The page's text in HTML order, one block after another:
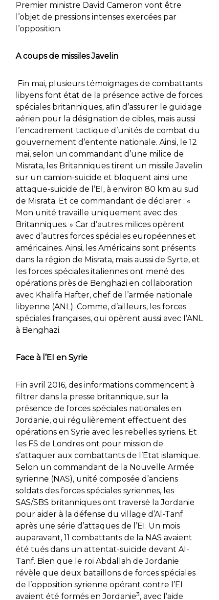
Premier ministre David Cameron vont être
l’objet de pressions intenses exercées par
l’opposition.
A coups de missiles Javelin
Fin mai, plusieurs témoignages de combattants
libyens font état de la présence active de forces
spéciales britanniques, afin d’assurer le guidage
aérien pour la désignation de cibles, mais aussi
l’encadrement tactique d’unités de combat du
gouvernement d’entente nationale. Ainsi, le 12
mai, selon un commandant d’une milice de
Misrata, les Britanniques tirent un missile Javelin
sur un camion-suicide et bloquent ainsi une
attaque-suicide de l’EI, à environ 80 km au sud
de Misrata. Et ce commandant de déclarer : «
Mon unité travaille uniquement avec des
Britanniques. » Car d’autres milices opèrent
avec d’autres forces spéciales européennes et
américaines. Ainsi, les Américains sont présents
dans la région de Misrata, mais aussi de Syrte, et
les forces spéciales italiennes ont mené des
opérations près de Benghazi en collaboration
avec Khalifa Hafter, chef de l’armée nationale
libyenne (ANL). Comme, d’ailleurs, les forces
spéciales françaises, qui opèrent aussi avec l’ANL
à Benghazi.
Face à l’EI en Syrie
Fin avril 2016, des informations commencent à
filtrer dans la presse britannique, sur la
présence de forces spéciales nationales en
Jordanie, qui régulièrement effectuent des
opérations en Syrie avec les rebelles syriens. Et
les FS de Londres ont pour mission de
s’attaquer aux combattants de l’Etat islamique.
Selon un commandant de la Nouvelle Armée
syrienne (NAS), unité composée d’anciens
soldats des forces spéciales syriennes, les
SAS/SBS britanniques ont traversé la Jordanie
pour aider à la défense du village d’Al-Tanf
après une série d’attaques de l’EI. Un mois
auparavant, 11 combattants de la NAS avaient
été tués dans un attentat-suicide devant Al-
Tanf. Bien que le roi Abdallah de Jordanie
révèle que deux bataillons de forces spéciales
de l’opposition syrienne opérant contre l’EI
avaient été formés en Jordanie3, avec l’aide